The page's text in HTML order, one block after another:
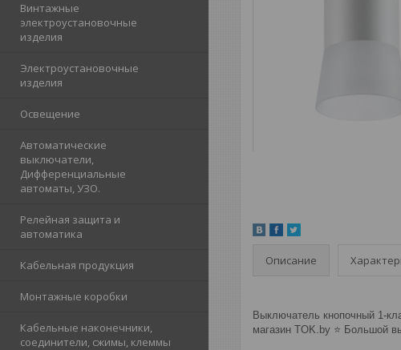
Винтажные
электроустановочные
изделия
Электроустановочные
изделия
Освещение
Автоматические
выключатели,
Дифференциальные
автоматы, УЗО.
Релейная защита и
автоматика
Кабельная продукция
Монтажные коробки
Кабельные наконечники,
соединители, сжимы, клеммы
Описание
Выключатель кнопочный 1-
магазин TOK.by ⭐️ Большой